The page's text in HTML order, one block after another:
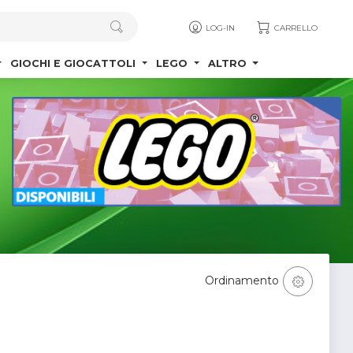
LOG-IN CARRELLO
GIOCHI E GIOCATTOLI LEGO ALTRO
Ordinamento